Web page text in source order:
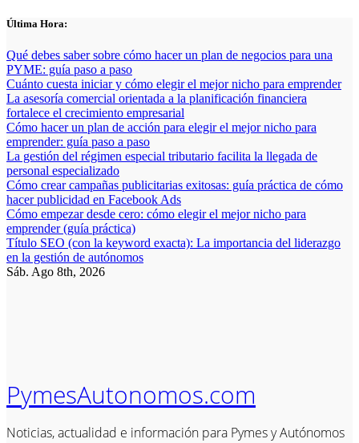
Saltar
contenido
Última Hora:
Qué debes saber sobre cómo hacer un plan de negocios para una
PYME: guía paso a paso
Cuánto cuesta iniciar y cómo elegir el mejor nicho para emprender
La asesoría comercial orientada a la planificación financiera
fortalece el crecimiento empresarial
Cómo hacer un plan de acción para elegir el mejor nicho para
emprender: guía paso a paso
La gestión del régimen especial tributario facilita la llegada de
personal especializado
Cómo crear campañas publicitarias exitosas: guía práctica de cómo
hacer publicidad en Facebook Ads
Cómo empezar desde cero: cómo elegir el mejor nicho para
emprender (guía práctica)
Título SEO (con la keyword exacta): La importancia del liderazgo
en la gestión de autónomos
Sáb. Ago 8th, 2026
PymesAutonomos.com
Noticias, actualidad e información para Pymes y Autónomos